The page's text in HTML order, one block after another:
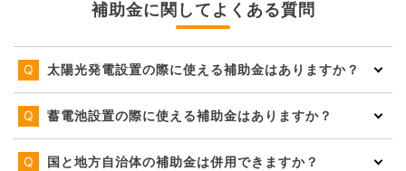
補助金に関してよくある質問
太陽光発電設置の際に使える補助金はありますか？
蓄電池設置の際に使える補助金はありますか？
国と地方自治体の補助金は併用できますか？